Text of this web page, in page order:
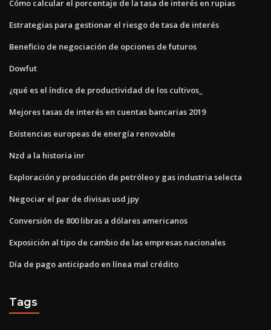
Cómo calcular el porcentaje de la tasa de interés en rupias
Estrategias para gestionar el riesgo de tasa de interés
Beneficio de negociación de opciones de futuros
Dowfut
¿qué es el índice de productividad de los cultivos_
Mejores tasas de interés en cuentas bancarias 2019
Existencias europeas de energía renovable
Nzd a la historia inr
Exploración y producción de petróleo y gas industria selecta
Negociar el par de divisas usd jpy
Conversión de 800 libras a dólares americanos
Exposición al tipo de cambio de las empresas nacionales
Día de pago anticipado en línea mal crédito
Tags